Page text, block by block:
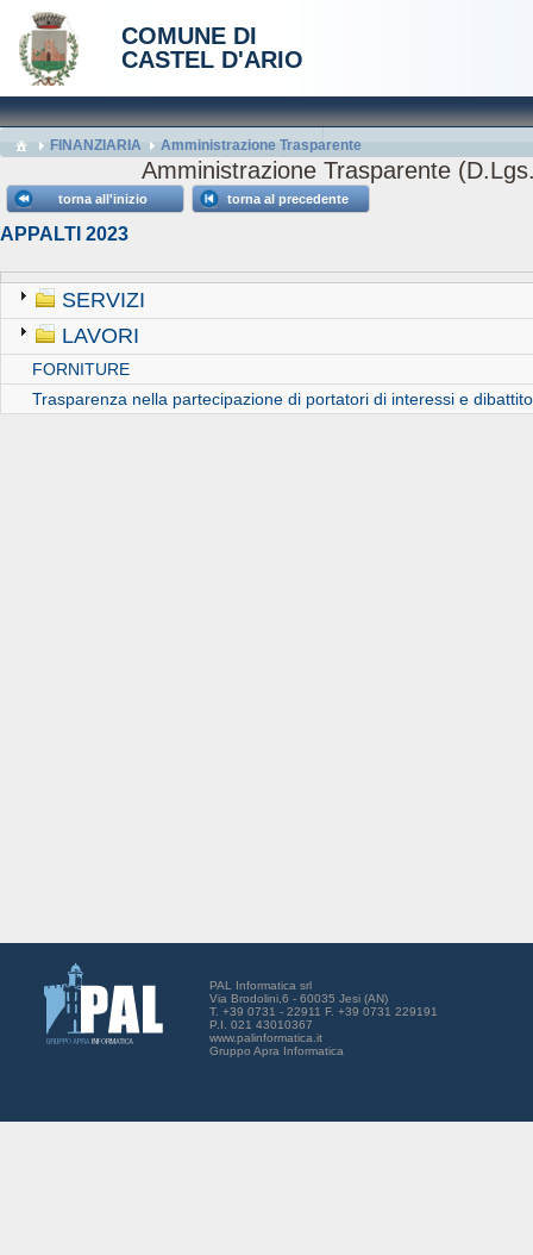
COMUNE DI
CASTEL D'ARIO
FINANZIARIA Amministrazione Trasparente
Amministrazione Trasparente
torna all'inizio torna al precedente
APPALTI 2023
SERVIZI
LAVORI
FORNITURE
Trasparenza nella partecipazione di portatori di interessi e
PAL Informatica srl
Via Brodolini,6 - 60035 Jesi (AN)
T. +39 0731 - 22911 F. +39 0731 229191
P.I. 021 43010367
www.palinformatica.it
Gruppo Apra Informatica